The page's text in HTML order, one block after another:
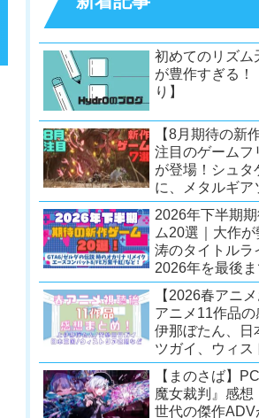
初めてのリズム
が豊作すぎる！
り】
【8月期待の新
注目のゲームフ
が登場！シュタ
に、メタルギア
クション第2弾
り上げるタイト
【Switch2/PS5/
2026年下半期
ム20選｜大作
涛のタイトルラ
2026年を最後
る！【Switch2/
【2026春アニ
アニメ11作品
伊那ぼたん、日
ツガイ、ウィス
ど……レベルの
い！？
【まのさば】
魔女裁判』感想
世代の傑作ADV